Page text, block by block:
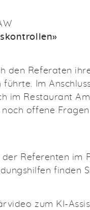
den Referaten
führte. Im
im Restaurant
offene
Referenten im
finden
zum KI-